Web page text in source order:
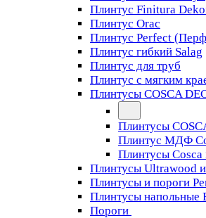
Плинтус Finitura
Плинтус Orac
Плинтус Perfect
Плинтус гибкий Salag
Плинтус для труб
Плинтус с мягким
Плинтусы COSCA
Плинтусы
Плинтус МДФ
Плинтусы Cosca
Плинтусы Ultrawood
Плинтусы и пороги
Плинтусы напольные
Пороги